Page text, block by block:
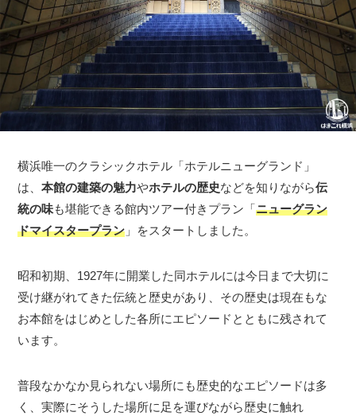
横浜唯一のクラシックホテル「ホテルニューグランド」
は、本館の建築の魅力やホテルの歴史などを知りながら伝
統の味も堪能できる館内ツアー付きプラン「ニューグラン
ドマイスタープラン 」をスタートしました。
昭和初期、1927年に開業した同ホテルには今日まで大切に
受け継がれてきた伝統と歴史があり、その歴史は現在もな
お本館をはじめとした各所にエピソードとともに残されて
います。
普段なかなか見られない場所にも歴史的なエピソードは多
く、実際にそうした場所に足を運びながら歴史に触れ